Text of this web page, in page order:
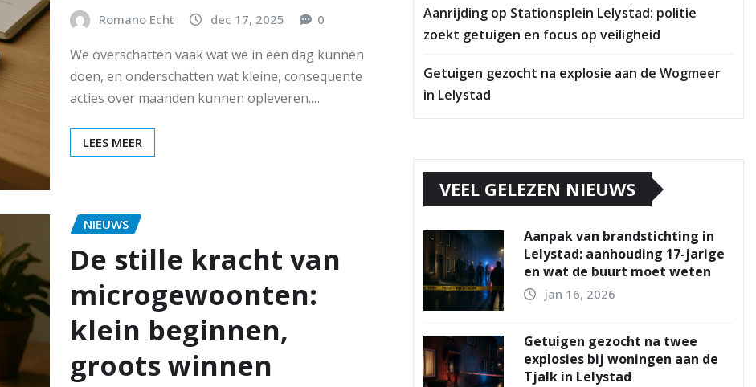
Romano Echt dec 17, 2025 0
We overschatten vaak wat we in een dag kunnen
doen, en onderschatten wat kleine, consequente
acties over maanden kunnen opleveren.…
LEES MEER
NIEUWS
De stille kracht van
microgewoonten:
klein beginnen,
groots winnen
Aanrijding op Stationsplein Lelystad: politie
zoekt getuigen en focus op veiligheid
Getuigen gezocht na explosie aan de Wogmeer
in Lelystad
VEEL GELEZEN NIEUWS
Aanpak van brandstichting in
Lelystad: aanhouding 17-jarige
en wat de buurt moet weten
jan 16, 2026
Getuigen gezocht na twee
explosies bij woningen aan de
Tjalk in Lelystad